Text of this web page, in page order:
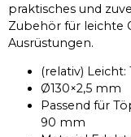
praktisches und
Zubehör für leichte
Ausrüstungen.
(relativ) Leicht:
Ø130×2,5 mm
Passend für
90 mm